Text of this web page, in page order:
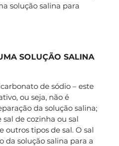
solução salina para
SOLUÇÃO SALINA
de sódio – este
ou seja, não é
da solução salina;
de cozinha ou sal
outros tipos de sal. O sal
da solução salina para a